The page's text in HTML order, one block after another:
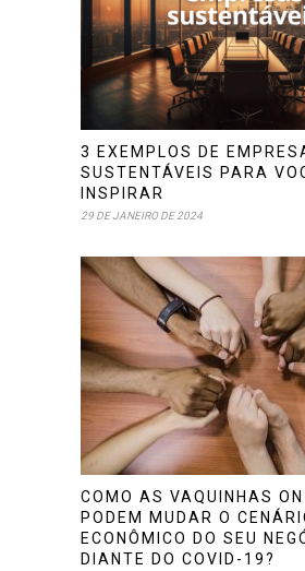
3 EXEMPLOS DE
SUSTENTÁVEIS PARA
INSPIRAR
29 DE JANEIRO DE 2024
COMO AS VAQUINHAS
PODEM MUDAR O
ECONÔMICO DO SEU
DIANTE DO COVID-19?